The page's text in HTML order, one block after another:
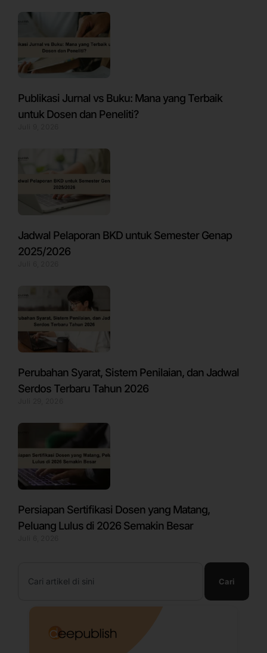
Publikasi Jurnal vs Buku: Mana yang Terbaik
untuk Dosen dan Peneliti?
Jadwal Pelaporan BKD untuk Semester Genap
2025/2026
Perubahan Syarat, Sistem Penilaian, dan Jadwal
Serdos Terbaru Tahun 2026
Persiapan Sertifikasi Dosen yang Matang,
Peluang Lulus di 2026 Semakin Besar
Cari